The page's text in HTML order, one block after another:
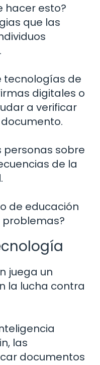
hacer esto?
que las
tecnologías de
digitales o
a verificar
personas sobre
de la
de educación
juega un
la lucha contra
las
documentos